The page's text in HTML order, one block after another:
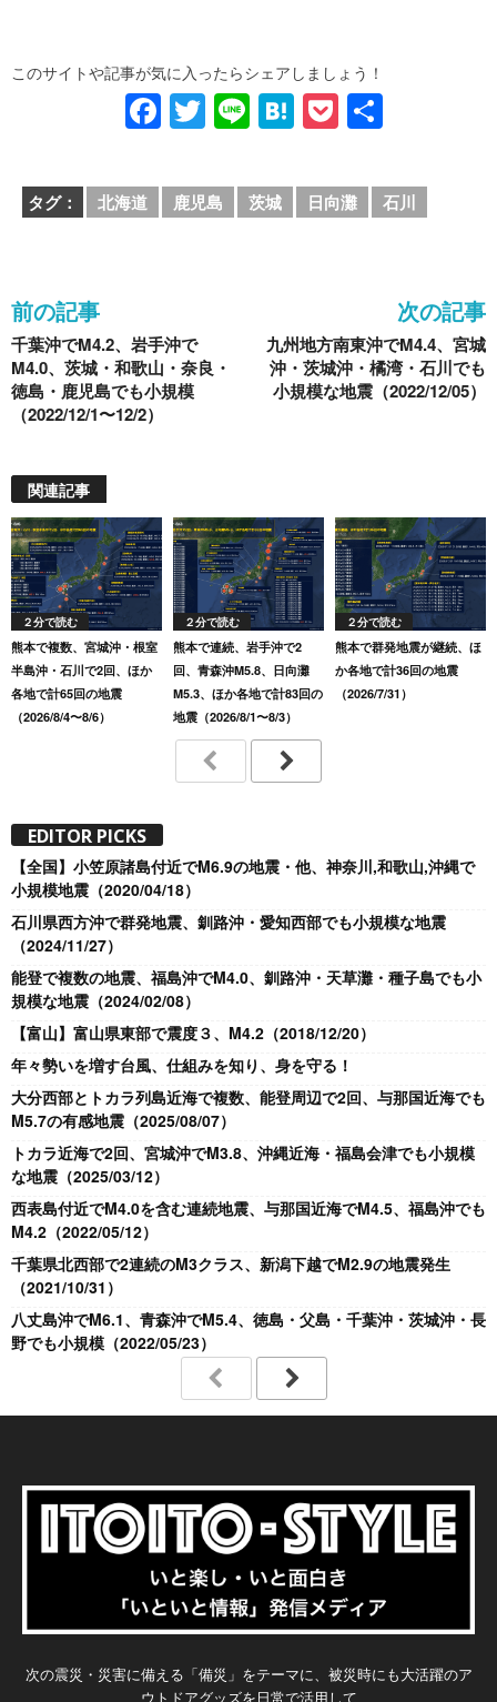
このサイトや記事が気に入ったらシェアしましょう！
F
a
c
e
o
k
T
wi
tt
er
Li
n
e
H
at
e
n
P
o
ck
et
タグ： 北海道 鹿児島 茨城 日向灘 石川
前の記事
千葉沖でM4.2、岩手沖で
M4.0、茨城・和歌山・奈良・
徳島・鹿児島でも小規模
（2022/12/1〜12/2）
次の記事
九州地方南東沖でM4.4、宮城
沖・茨城沖・橘湾・石川でも
小規模な地震（2022/12/05）
関連記事
２分で読む
熊本で複数、宮城沖・根室
半島沖・石川で2回、ほか
各地で計65回の地震
（2026/8/4〜8/6）
２分で読む
熊本で連続、岩手沖で2
回、青森沖M5.8、日向灘
M5.3、ほか各地で計83回の
地震（2026/8/1〜8/3）
２分で読む
熊本で群発地震が継続、ほ
か各地で計36回の地震
（2026/7/31）
EDITOR PICKS
【全国】小笠原諸島付近でM6.9の地震・他、神奈川,和歌山,沖縄で
小規模地震（2020/04/18）
石川県西方沖で群発地震、釧路沖・愛知西部でも小規模な地震
（2024/11/27）
能登で複数の地震、福島沖でM4.0、釧路沖・天草灘・種子島でも小
規模な地震（2024/02/08）
【富山】富山県東部で震度３、M4.2（2018/12/20）
年々勢いを増す台風、仕組みを知り、身を守る！
大分西部とトカラ列島近海で複数、能登周辺で2回、与那国近海でも
M5.7の有感地震（2025/08/07）
トカラ近海で2回、宮城沖でM3.8、沖縄近海・福島会津でも小規模
な地震（2025/03/12）
西表島付近でM4.0を含む連続地震、与那国近海でM4.5、福島沖でも
M4.2（2022/05/12）
千葉県北西部で2連続のM3クラス、新潟下越でM2.9の地震発生
（2021/10/31）
八丈島沖でM6.1、青森沖でM5.4、徳島・父島・千葉沖・茨城沖・長
野でも小規模（2022/05/23）
次の震災・災害に備える「備災」をテーマに、被災時にも大活躍のア
ウトドアグッズを日常で活用して